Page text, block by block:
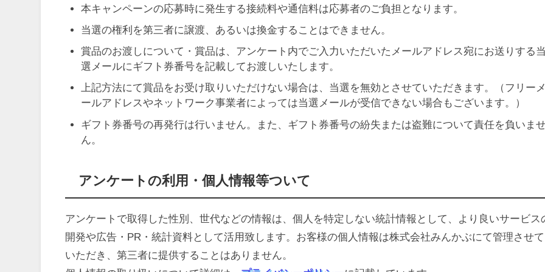
本キャンペーンの応募時に発生する接続料や通信料は応募者のご負担となります。
当選の権利を第三者に譲渡、あるいは換金することはできません。
賞品のお渡しについて・賞品は、アンケート内でご入力いただいたメールアドレス宛にお送りする
選メールにギフト券番号を記載してお渡しいたします。
上記方法にて賞品をお受け取りいただけない場合は、当選を無効とさせていただきます。（フリー
ールアドレスやネットワーク事業者によっては当選メールが受信できない場合もございます。）
ギフト券番号の再発行は行いません。また、ギフト券番号の紛失または盗難について責任を負いま
ん。
アンケートの利用・個人情報等ついて
アンケートで取得した性別、世代などの情報は、個人を特定しない統計情報として、より良いサービス
開発や広告・PR・統計資料として活用致します。お客様の個人情報は株式会社みんかぶにて管理させて
いただき、第三者に提供することはありません。